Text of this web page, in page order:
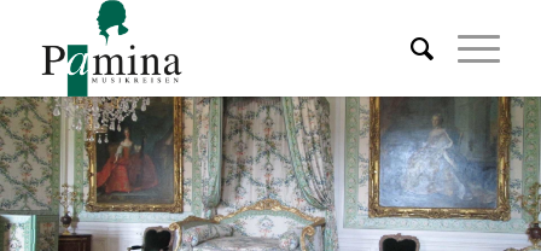
PARIS MON AMOUR – Glanz und
Gloria des Sonnenkönigs